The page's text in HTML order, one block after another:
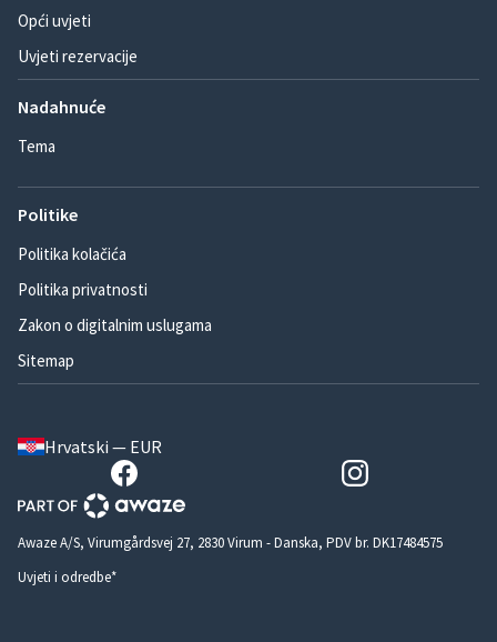
Opći uvjeti
Uvjeti rezervacije
Nadahnuće
Tema
Politike
Politika kolačića
Politika privatnosti
Zakon o digitalnim uslugama
Sitemap
Hrvatski — EUR
Awaze A/S, Virumgårdsvej 27, 2830 Virum - Danska, PDV br. DK17484575
Uvjeti i odredbe*